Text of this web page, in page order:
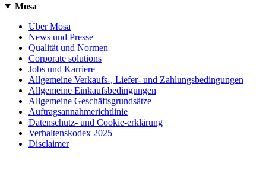
Mosa
Über Mosa
News und Presse
Qualität und Normen
Corporate solutions
Jobs und Karriere
Allgemeine Verkaufs-, Liefer- und Zahlungsbedingungen
Allgemeine Einkaufsbedingungen
Allgemeine Geschäftsgrundsätze
Auftragsannahmerichtlinie
Datenschutz- und Cookie-erklärung
Verhaltenskodex 2025
Disclaimer